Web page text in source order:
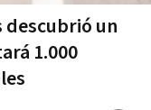
un
1.000